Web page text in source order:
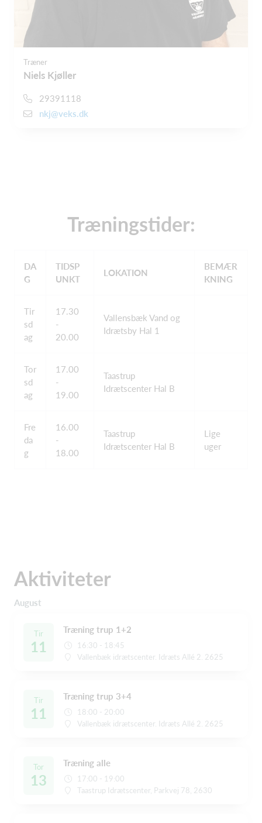
Træner
Niels Kjøller
29391118
nkj@veks.dk
Træningstider:
DA
G
TIDSP
UNKT
LOKATION
BEMÆR
KNING
Tir
sd
ag
17.30
-
20.00
Vallensbæk Vand og
Idrætsby Hal 1
Tor
sd
ag
17.00
-
19.00
Taastrup
Idrætscenter Hal B
Fre
da
g
16.00
-
18.00
Taastrup
Idrætscenter Hal B
Lige
uger
Aktiviteter
August
Tir
11
Træning trup 1+2
16:30 - 18:45
Vallenbæk idrætscenter. Idræts Allé 2. 2625
Tir
11
Træning trup 3+4
18:00 - 20:00
Vallenbæk idrætscenter. Idræts Allé 2. 2625
Tor
13
Træning alle
17:00 - 19:00
Taastrup Idrætscenter, Parkvej 78, 2630